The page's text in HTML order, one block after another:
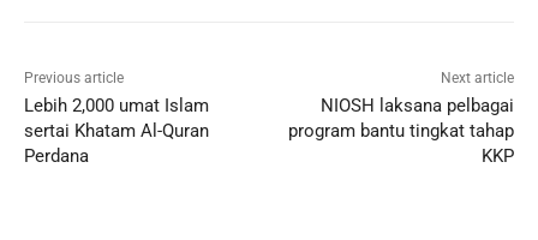
Previous article
Lebih 2,000 umat Islam
sertai Khatam Al-Quran
Perdana
Next article
NIOSH laksana pelbagai
program bantu tingkat tahap
KKP